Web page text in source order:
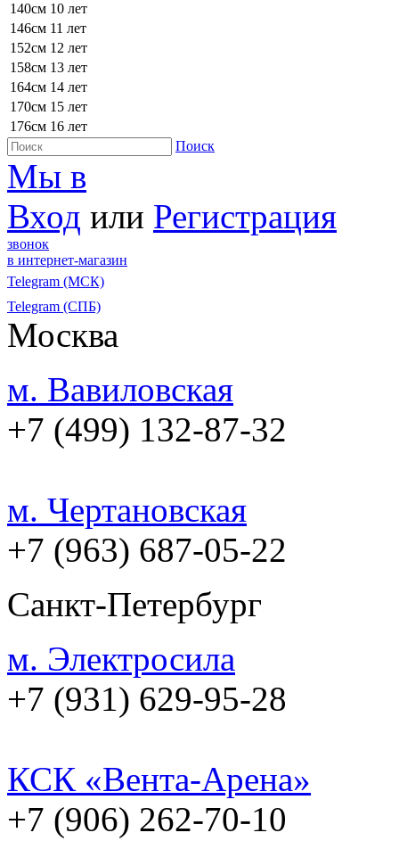
140см 10 лет
146см 11 лет
152см 12 лет
158см 13 лет
164см 14 лет
170см 15 лет
176см 16 лет
Поиск
Мы в
Вход или Регистрация
звонок
в интернет-магазин
Telegram (МСК)
Telegram (СПБ)
Москва
м. Вавиловская
+7 (499) 132-87-32
м. Чертановская
+7 (963) 687-05-22
Санкт-Петербург
м. Электросила
+7 (931) 629-95-28
КСК «Вента-Арена»
+7 (906) 262-70-10